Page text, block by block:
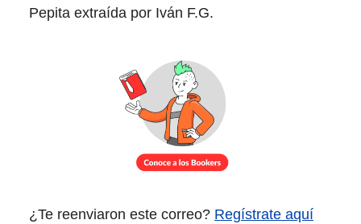
Pepita extraída por Iván F.G.
¿Te reenviaron este correo? Regístrate aquí